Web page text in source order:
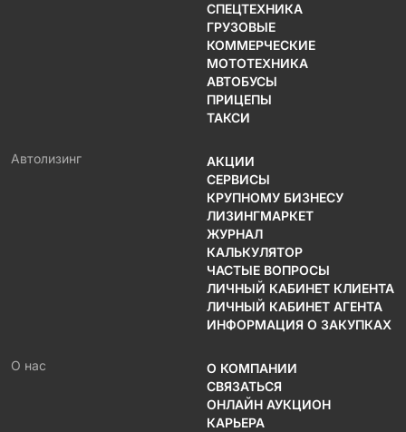
СПЕЦТЕХНИКА
ГРУЗОВЫЕ
КОММЕРЧЕСКИЕ
МОТОТЕХНИКА
АВТОБУСЫ
ПРИЦЕПЫ
ТАКСИ
Автолизинг
АКЦИИ
СЕРВИСЫ
КРУПНОМУ БИЗНЕСУ
ЛИЗИНГМАРКЕТ
ЖУРНАЛ
КАЛЬКУЛЯТОР
ЧАСТЫЕ ВОПРОСЫ
ЛИЧНЫЙ КАБИНЕТ КЛИЕНТА
ЛИЧНЫЙ КАБИНЕТ АГЕНТА
ИНФОРМАЦИЯ О ЗАКУПКАХ
О нас
О КОМПАНИИ
СВЯЗАТЬСЯ
ОНЛАЙН АУКЦИОН
КАРЬЕРА